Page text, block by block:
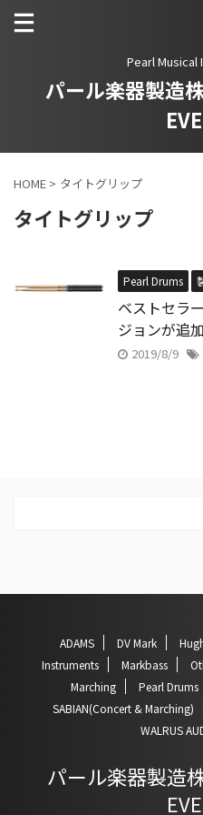
Pearl Musical
パール楽器製造
HOME > タイトグリップ
タイトグリップ
Pearl Drums
ベストセラ
ジョンが追
2019/8/9
ADAMS DV Mark
Instruments
Markbass
Marching
Pearl Drums
SABIAN(Concert & Marching)
WALRUS
パール楽器製造